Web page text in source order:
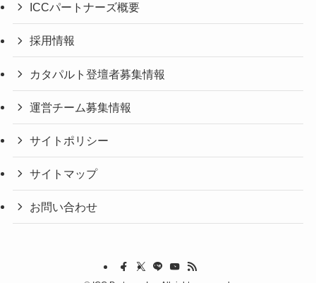
ICCパートナーズ概要
採用情報
カタパルト登壇者募集情報
運営チーム募集情報
サイトポリシー
サイトマップ
お問い合わせ